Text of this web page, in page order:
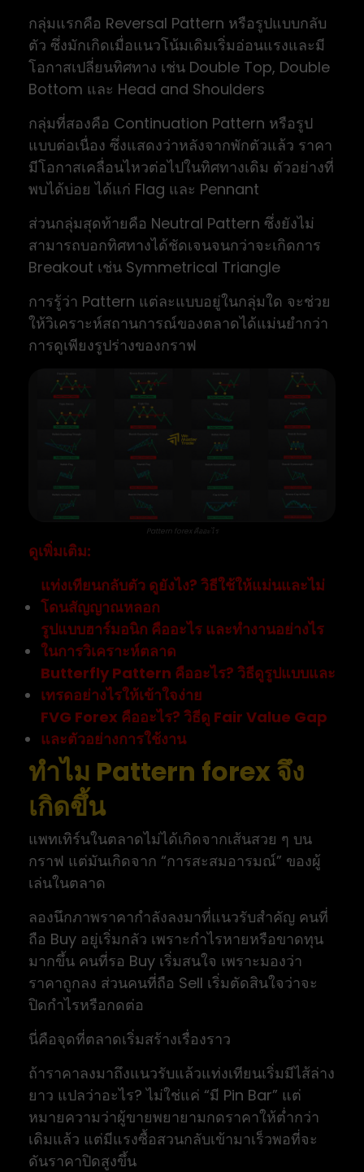
กลุ่มแรกคือ Reversal Pattern หรือรูปแบบกลับ
ตัว ซึ่งมักเกิดเมื่อแนวโน้มเดิมเริ่มอ่อนแรงและมี
โอกาสเปลี่ยนทิศทาง เช่น Double Top, Double
Bottom และ Head and Shoulders
กลุ่มที่สองคือ Continuation Pattern หรือรูป
แบบต่อเนื่อง ซึ่งแสดงว่าหลังจากพักตัวแล้ว ราคา
มีโอกาสเคลื่อนไหวต่อไปในทิศทางเดิม ตัวอย่างที่
พบได้บ่อย ได้แก่ Flag และ Pennant
ส่วนกลุ่มสุดท้ายคือ Neutral Pattern ซึ่งยังไม่
สามารถบอกทิศทางได้ชัดเจนจนกว่าจะเกิดการ
Breakout เช่น Symmetrical Triangle
การรู้ว่า Pattern แต่ละแบบอยู่ในกลุ่มใด จะช่วย
ให้วิเคราะห์สถานการณ์ของตลาดได้แม่นยำกว่า
การดูเพียงรูปร่างของกราฟ
Pattern forex คืออะไร
ดูเพิ่มเติม:
แท่งเทียนกลับตัว ดูยังไง? วิธีใช้ให้แม่นและไม่
โดนสัญญาณหลอก
รูปแบบฮาร์มอนิก คืออะไร และทำงานอย่างไร
ในการวิเคราะห์ตลาด
Butterfly Pattern คืออะไร? วิธีดูรูปแบบและ
เทรดอย่างไรให้เข้าใจง่าย
FVG Forex คืออะไร? วิธีดู Fair Value Gap
และตัวอย่างการใช้งาน
ทำไม Pattern forex จึง
เกิดขึ้น
แพทเทิร์นในตลาดไม่ได้เกิดจากเส้นสวย ๆ บน
กราฟ แต่มันเกิดจาก “การสะสมอารมณ์” ของผู้
เล่นในตลาด
ลองนึกภาพราคากำลังลงมาที่แนวรับสำคัญ คนที่
ถือ Buy อยู่เริ่มกลัว เพราะกำไรหายหรือขาดทุน
มากขึ้น คนที่รอ Buy เริ่มสนใจ เพราะมองว่า
ราคาถูกลง ส่วนคนที่ถือ Sell เริ่มตัดสินใจว่าจะ
ปิดกำไรหรือกดต่อ
นี่คือจุดที่ตลาดเริ่มสร้างเรื่องราว
ถ้าราคาลงมาถึงแนวรับแล้วแท่งเทียนเริ่มมีไส้ล่าง
ยาว แปลว่าอะไร? ไม่ใช่แค่ “มี Pin Bar” แต่
หมายความว่าผู้ขายพยายามกดราคาให้ต่ำกว่า
เดิมแล้ว แต่มีแรงซื้อสวนกลับเข้ามาเร็วพอที่จะ
ดันราคาปิดสูงขึ้น